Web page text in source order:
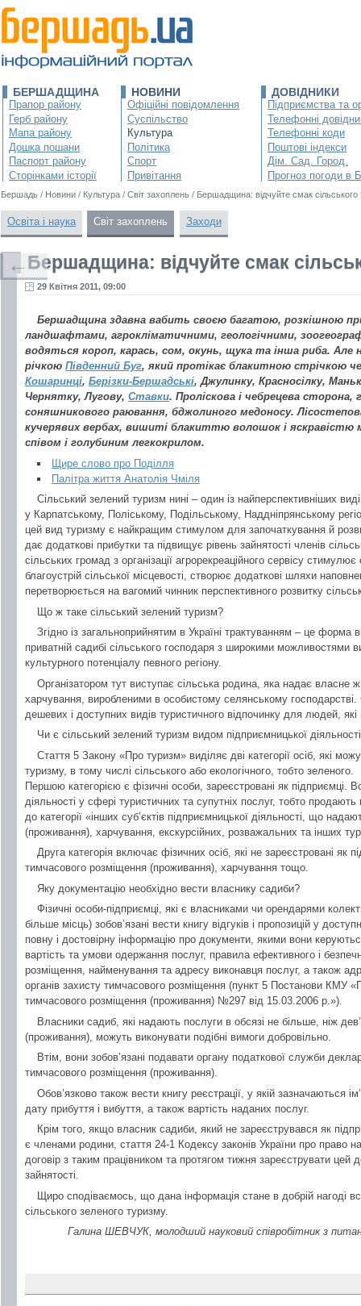
БЕРШАДЩИНА
Прапор району
Герб району
Мапа району
Дошка пошани
Паспорт району
Сторінками історії
НОВИНИ
Офіційні повідомлення
Суспільство
Культура
Політика
Спорт
Привітання
ДОВІДНИКИ
Підприємства та
Телефонні
Телефонні коди
Поштові індекси
Дім. Сад. Город.
Прогноз погоди в
Бершадь / Новини / Культура / Світ захоплень / Бершадщина: відчуйте смак сільського
Освіта і наука Світ захоплень Заходи
Бершадщина: відчуйте смак
29 Квітня 2011, 09:00
Бершадщина здавна вабить своєю багатою, розкішною
ландшафтами, агрокліматичними, геологічними,
водяться короп, карась, сом, окунь, щука та інша риба. Але
річкою Південний Буг, який протікає блакитною стрічкою
Кошаринці, Берізки-Бершадські, Джулинку, Красносілку,
Чернятку, Лугову, Ставки. Проліскова і чебрецева сторона,
соняшникового раювання, бджолиного медоносу.
кучерявих вербах, вишиті блакиттю волошок і яскравістю
співом і голубиним легкокрилом.
Щире слово про Поділля
Палітра життя Анатолія Чміля
Сільський зелений туризм нині – один із найперспективніших
у Карпатському, Поліському, Подільському, Наддніпрянському
цей вид туризму є найкращим стимулом для започаткування й
дає додаткові прибутки та підвищує рівень зайнятості членів
сільських громад з організації агрорекреаційного сервісу
благоустрій сільської місцевості, створює додаткові шляхи
перетворюється на вагомий чинник перспективного розвитку
Що ж таке сільський зелений туризм?
Згідно із загальноприйнятим в Україні трактуванням – це форма
приватній садибі сільського господаря з широкими можливостями
культурного потенціалу певного регіону.
Організатором тут виступає сільська родина, яка надає власне
харчування, виробленими в особистому селянському
дешевих і доступних видів туристичного відпочинку для людей,
Чи є сільський зелений туризм видом підприємницької
Стаття 5 Закону «Про туризм» виділяє дві категорії осіб, які
туризму, в тому числі сільського або екологічного, тобто зеленого.
Першою категорією є фізичні особи, зареєстровані як підприємці.
діяльності у сфері туристичних та супутніх послуг, тобто
до категорії «інших суб’єктів підприємницької діяльності, що
(проживання), харчування, екскурсійних, розважальних та інших
Друга категорія включає фізичних осіб, які не зареєстровані як
тимчасового розміщення (проживання), харчування тощо.
Яку документацію необхідно вести власнику садиби?
Фізичні особи-підприємці, які є власниками чи орендарями
більше місць) зобов’язані вести книгу відгуків і пропозицій у
повну і достовірну інформацію про документи, якими вони
вартість та умови одержання послуг, правила ефективного і
розміщення, найменування та адресу виконавця послуг, а також
органів захисту тимчасового розміщення (пункт 5 Постанови КМУ
тимчасового розміщення (проживання) №297 від 15.03.2006 р.»).
Власники садиб, які надають послуги в обсязі не більше, ніж
(проживання), можуть виконувати подібні вимоги добровільно.
Втім, вони зобов’язані подавати органу податкової служби
тимчасового розміщення (проживання).
Обов’язково також вести книгу реєстрації, у якій зазначаються
дату прибуття і вибуття, а також вартість наданих послуг.
Крім того, якщо власник садиби, який не зареєструвався як
є членами родини, стаття 24-1 Кодексу законів України про право
договір з таким працівником та протягом тижня зареєструвати цей
зайнятості.
Щиро сподіваємось, що дана інформація стане в добрій нагоді
сільського зеленого туризму.
Галина ШЕВЧУК, молодший науковий співробітник з
←